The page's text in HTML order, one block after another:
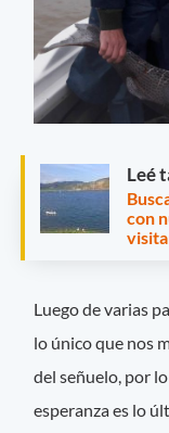
Leé
con
Luego de varias
lo único que nos
del señuelo, por
esperanza es lo